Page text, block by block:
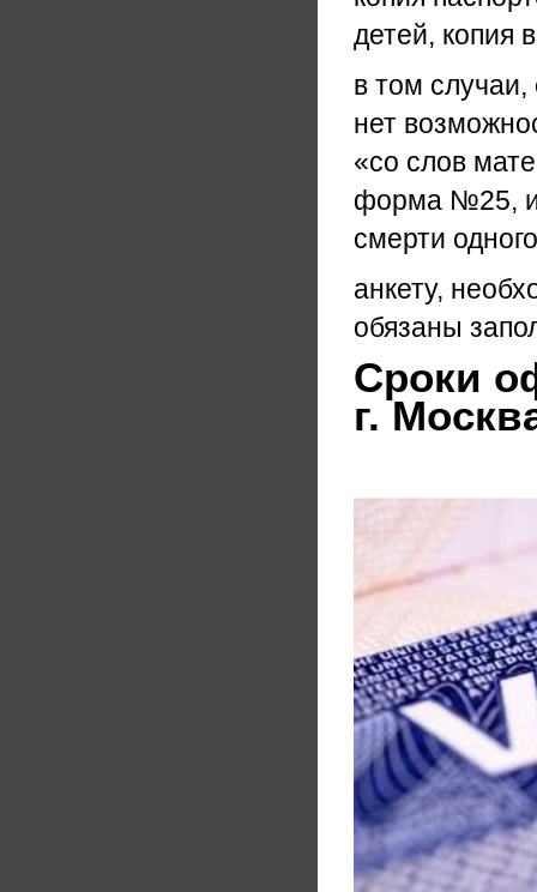
детей, копия
в том
нет
«со слов
форма №25,
смерти
анкету,
обязаны
Сроки
г.